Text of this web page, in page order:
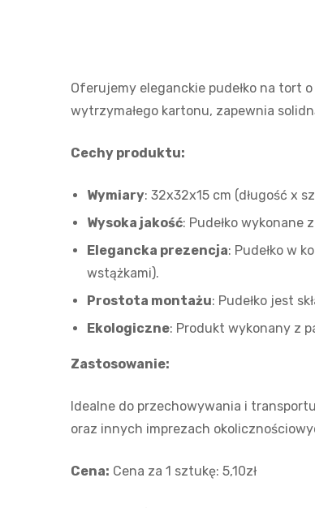
Oferujemy eleganckie pudełko na tort
wytrzymałego kartonu, zapewnia
Cechy produktu:
Wymiary: 32x32x15 cm (długość x
Wysoka jakość: Pudełko
Elegancka prezencja: Pudełko w
wstążkami).
Prostota montażu: Pudełko jest
Ekologiczne: Produkt wykonany z
Zastosowanie:
Idealne do przechowywania i
oraz innych imprezach
Cena: Cena za 1 sztukę: 5,10zł